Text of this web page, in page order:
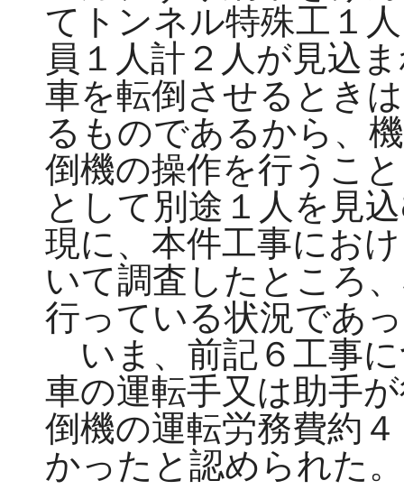
てトンネル特殊工１
員１人計２人が見込
車を転倒させるとき
るものであるから、
倒機の操作を行うこ
として別途１人を見
現に、本件工事にお
いて調査したところ
行っている状況であ
いま、前記６工事
車の運転手又は助手
倒機の運転労務費約
かったと認められた。